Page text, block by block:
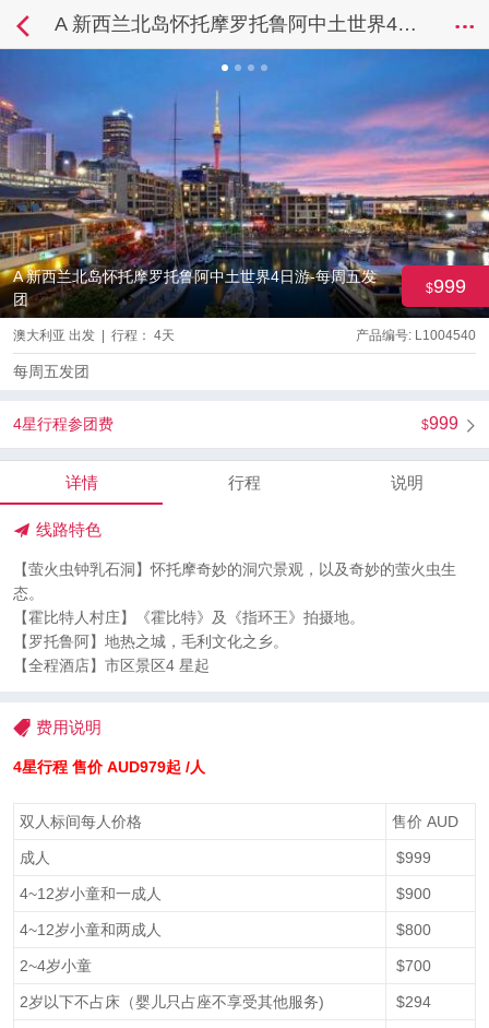
A 新西兰北岛怀托摩罗托鲁阿中土世界4日游-每周五发团
A 新西兰北岛怀托摩罗托鲁阿中土世界4日游-每周五发
团
999
产品编号: L1004540
澳大利亚 出发 | 行程： 4天
每周五发团
999
4星行程参团费
详情 行程 说明
线路特色
【萤火虫钟乳石洞】怀托摩奇妙的洞穴景观，以及奇妙的萤火虫生
态。
【霍比特人村庄】《霍比特》及《指环王》拍摄地。
【罗托鲁阿】地热之城，毛利文化之乡。
【全程酒店】市区景区4 星起
费用说明
4星行程 售价AUD979起 /人
双人标间每人价格 售价 AUD
成人 $999
4~12岁小童和一成人 $900
4~12岁小童和两成人 $800
2~4岁小童 $700
2岁以下不占床（婴儿只占座不享受其他服务) $294